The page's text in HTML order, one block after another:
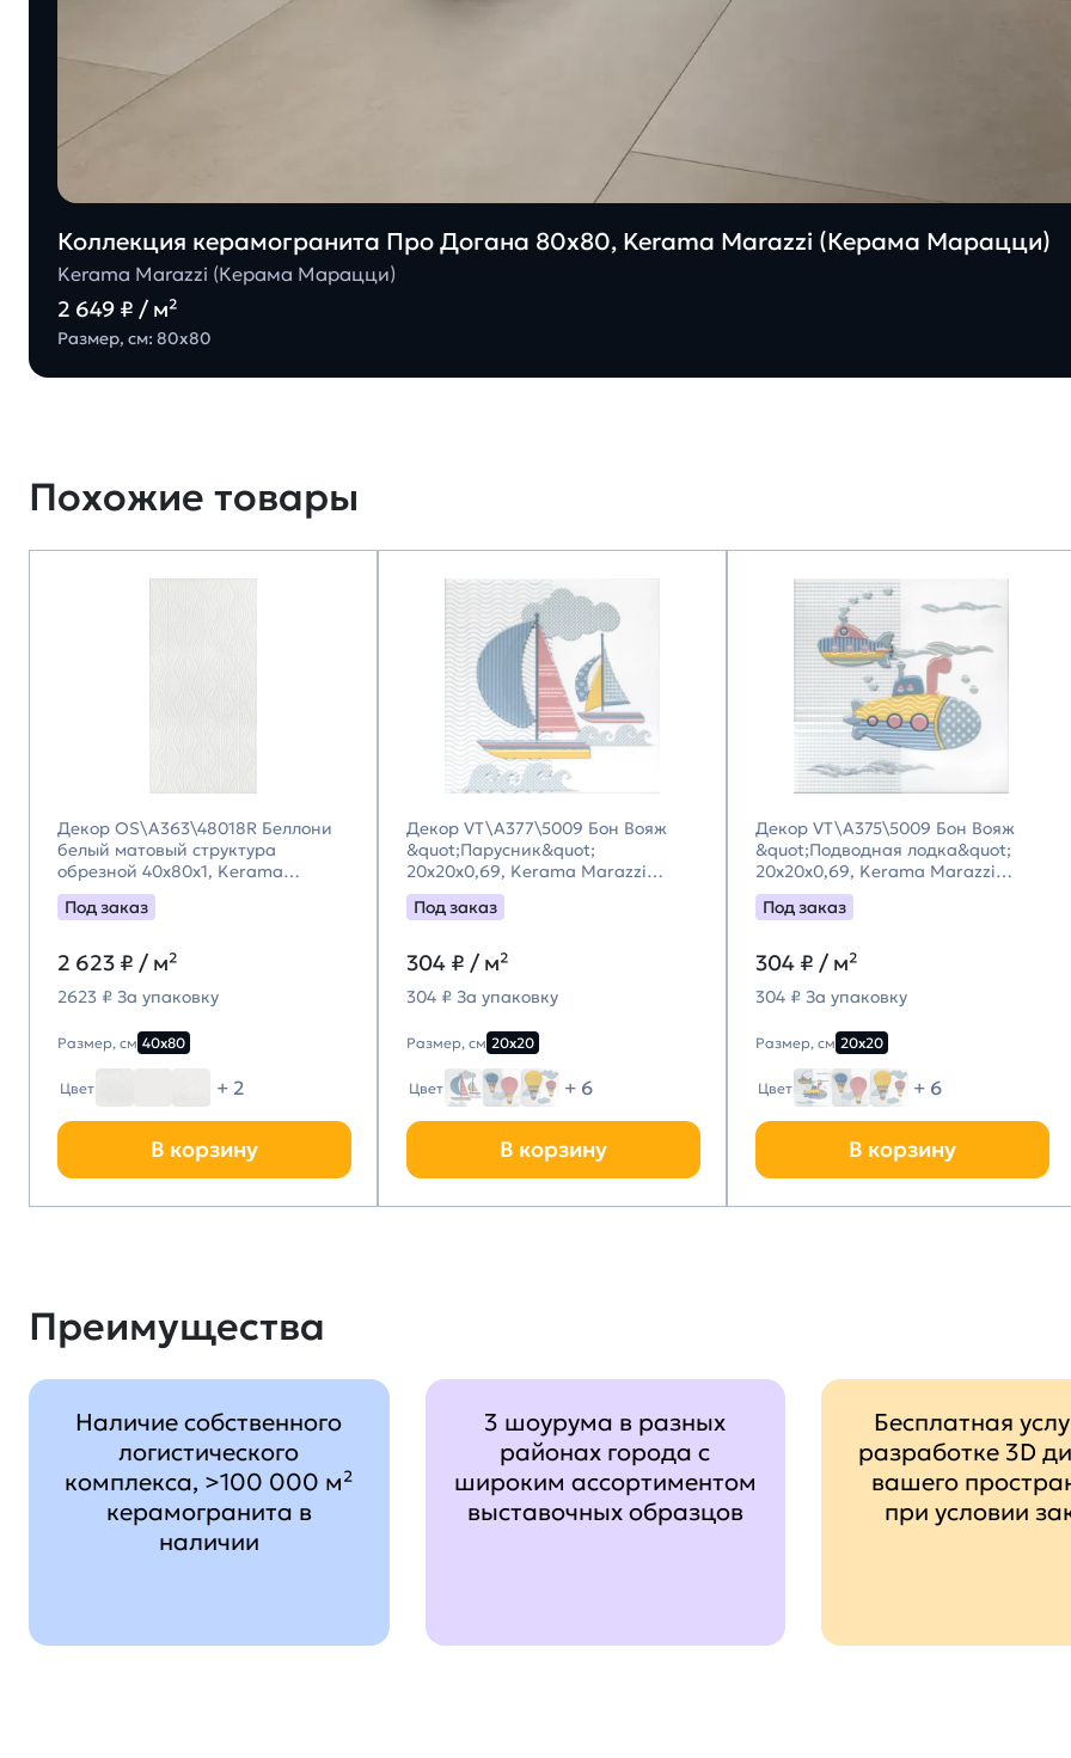
Коллекция керамогранита Про Догана 80х80, Kerama Marazzi (Керама Марацци)
Kerama Marazzi (Керама Марацци)
2 649 ₽ / м²
Размер, см: 80х80
Похожие товары
Декор OS\A363\48018R Беллони
белый матовый структура
обрезной 40x80x1, Kerama
Marazzi (Керама Марацци)
Под заказ
2 623 ₽ / м²
2623 ₽ За упаковку
Размер, см 40х80
Цвет + 2
В корзину
Декор VT\A377\5009 Бон Вояж
&quot;Парусник&quot;
20x20x0,69, Kerama Marazzi
(Керама Марацци)
Под заказ
304 ₽ / м²
304 ₽ За упаковку
Размер, см 20х20
Цвет + 6
В корзину
Декор VT\A375\5009 Бон Вояж
&quot;Подводная лодка&quot;
20x20x0,69, Kerama Marazzi
(Керама Марацци)
Под заказ
304 ₽ / м²
304 ₽ За упаковку
Размер, см 20х20
Цвет + 6
В корзину
Преимущества
Наличие собственного
логистического
комплекса, >100 000 м²
керамогранита в
наличии
3 шоурума в разных
районах города с
широким ассортиментом
выставочных образцов
Бесплатная
разработке 3D
вашего
при условии